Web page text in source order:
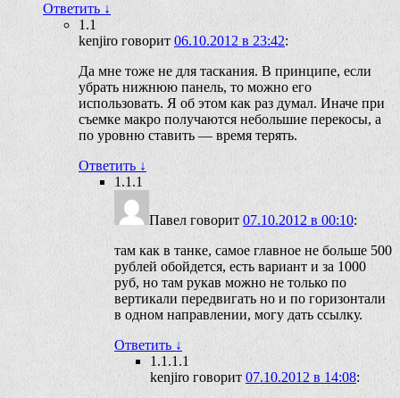
Ответить ↓
1.1
kenjiro говорит 06.10.2012 в 23:42:
Да мне тоже не для таскания. В принципе, если
убрать нижнюю панель, то можно его
использовать. Я об этом как раз думал. Иначе при
съемке макро получаются небольшие перекосы, а
по уровню ставить — время терять.
Ответить ↓
1.1.1
Павел говорит 07.10.2012 в 00:10:
там как в танке, самое главное не больше 500
рублей обойдется, есть вариант и за 1000
руб, но там рукав можно не только по
вертикали передвигать но и по горизонтали
в одном направлении, могу дать ссылку.
Ответить ↓
1.1.1.1
kenjiro говорит 07.10.2012 в 14:08: